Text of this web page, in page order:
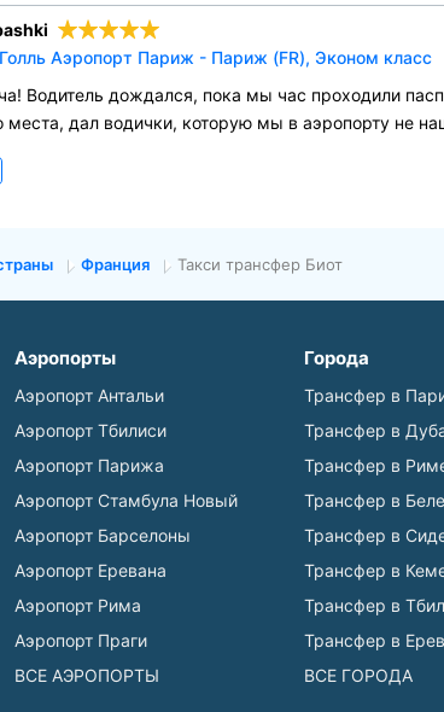
Аэропорт Париж - Париж (FR), Эконом класс
Водитель дождался, пока мы час проходили
места, дал водички, которую мы в аэропорту не
Франция Такси трансфер Биот
Аэропорты
Аэропорт Антальи
Аэропорт Тбилиси
Аэропорт Парижа
Аэропорт Стамбула Новый
Аэропорт Барселоны
Аэропорт Еревана
Аэропорт Рима
Аэропорт Праги
ВСЕ АЭРОПОРТЫ
Города
Трансфер в
Трансфер в
Трансфер в
Трансфер в
Трансфер в
Трансфер в
Трансфер в
Трансфер в
ВСЕ ГОРОДА